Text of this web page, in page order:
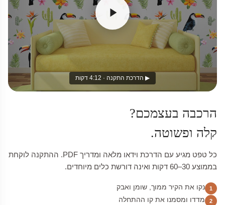
▶ הדרכת התקנה · 4:12 דקות
הרכבה בעצמכם?
קלה ופשוטה.
כל טפט מגיע עם הדרכת וידאו מלאה ומדריך PDF. ההתקנה לוקחת
בממוצע 30–60 דקות ואינה דורשת כלים מיוחדים.
1 נקו את הקיר ממוך, שומן ואבק
2 מדדו ומסמנו את קו ההתחלה